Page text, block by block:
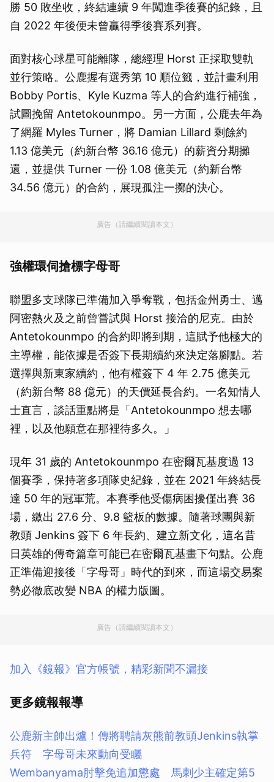
勝 50 敗坐收，終結連續 9 年闖進季後賽的紀錄，且
自 2022 年後便未曾贏得季後賽系列賽。
面對核心球星可能離隊，總經理 Horst 正採取雙軌
並行策略。公鹿握有選秀第 10 順位籤，並計畫利用
Bobby Portis、Kyle Kuzma 等人的合約進行補強，
試圖挽留 Antetokounmpo。另一方面，公鹿去年為
了網羅 Myles Turner，將 Damian Lillard 剩餘約
1.13 億美元（約新台幣 36.16 億元）的薪資分期攤
還，並提供 Turner 一份 1.08 億美元（約新台幣
34.56 億元）的合約，展現孤注一擲的決心。
廣告（請繼續閱讀本文）
強權環伺搶標字母哥
聯盟多支球隊已準備加入爭奪戰，包括金州勇士、邁
阿密熱火及之前曾嘗試與 Horst 接洽的尼克。由於
Antetokounmpo 的合約即將到期，這賦予他極大的
主導權，能依據是否簽下長期續約來決定落腳點。若
選擇與新東家續約，他有權簽下 4 年 2.75 億美元
（約新台幣 88 億元）的天價延長合約。一名知情人
士直言，談話重點將是「Antetokounmpo 想去哪
裡，以及他願意在那裡待多久。」
現年 31 歲的 Antetokounmpo 在密爾瓦基度過 13
個賽季，保持著多項隊史紀錄，並在 2021 年終結長
達 50 年的冠軍荒。本賽季他受傷病困擾僅出賽 36
場，繳出 27.6 分、9.8 籃板的數據。隨著球團與新
教頭 Jenkins 簽下 6 年長約、建立新文化，這名昔
日英雄的傳奇篇章可能已在密爾瓦基畫下句點。公鹿
正準備迎接後「字母哥」時代的到來，而這場交易案
勢必徹底改變 NBA 的權力版圖。
廣告（請繼續閱讀本文）
加入《鏡報》官方帳號，精彩新聞不漏接
更多鏡報報導
公鹿新主帥出爐！傳將聘請灰熊前教頭Jenkins執掌
兵符 字母哥未來動向受矚
Wembanyama肘擊免追加懲處 馬刺少主確定第5